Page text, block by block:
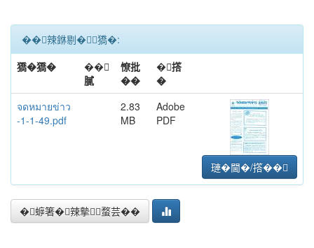
��辣銝剔�﹝獢�:
獢�獢�
��
膩
憭批
��
�撘
�
จดหมายข่าว
-1-1-49.pdf
2.83
MB
Adobe
PDF
璉�閫�/撘��
�蝷箸�辣摰蝥芸��